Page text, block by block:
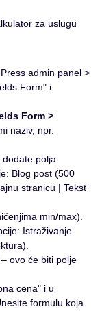
za uslugu
admin panel >
Form" i
Form >
naziv, npr.
polja:
Blog post (500
stranicu | Tekst
min/max).
Istraživanje
ovo će biti polje
cena" i u
formulu koja